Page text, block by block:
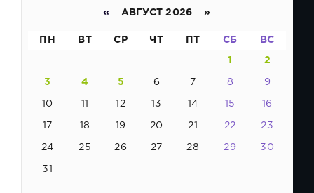
« АВГУСТ 2026 »
ПН ВТ СР ЧТ ПТ СБ ВС
1 2
3 4 5 6 7 8 9
10 11 12 13 14 15 16
17 18 19 20 21 22 23
24 25 26 27 28 29 30
31